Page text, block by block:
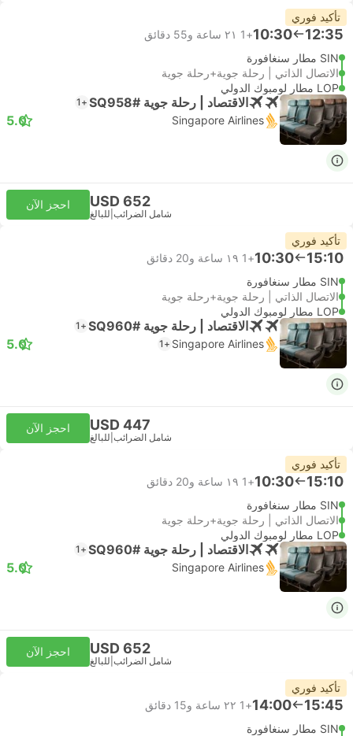
تأكيد فوري
12:35
10:30
+1
٢١ ساعة و‫55 دقائق
SIN مطار سنغافورة
الاتصال الذاتي | رحلة جوية+رحلة جوية
LOP مطار لومبوك الدولي
الاقتصاد | رحلة جوية #SQ958 +1
Singapore Airlines
5.0
USD 652
شامل الضرائب للبالغ
احجز الآن
تأكيد فوري
15:10
10:30
+1
١٩ ساعة و‫20 دقائق
SIN مطار سنغافورة
الاتصال الذاتي | رحلة جوية+رحلة جوية
LOP مطار لومبوك الدولي
الاقتصاد | رحلة جوية #SQ960 +1
Singapore Airlines
+1
5.0
USD 447
شامل الضرائب للبالغ
احجز الآن
تأكيد فوري
15:10
10:30
+1
١٩ ساعة و‫20 دقائق
SIN مطار سنغافورة
الاتصال الذاتي | رحلة جوية+رحلة جوية
LOP مطار لومبوك الدولي
الاقتصاد | رحلة جوية #SQ960 +1
Singapore Airlines
5.0
USD 652
شامل الضرائب للبالغ
احجز الآن
تأكيد فوري
15:45
14:00
+1
٢٢ ساعة و‫15 دقائق
SIN مطار سنغافورة